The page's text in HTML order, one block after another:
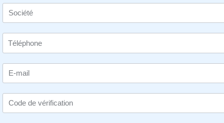
Société
E-mail
Code de vérification